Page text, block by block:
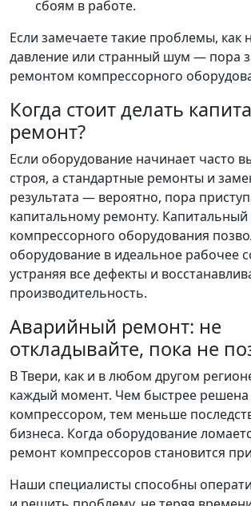
сбоям в работе.
Если замечаете такие проблемы, как
давление или странный шум — пора
ремонтом компрессорного
Когда стоит делать
ремонт?
Если оборудование начинает часто
строя, а стандартные ремонты и
результата — вероятно, пора
капитальному ремонту.
компрессорного оборудования
оборудование в идеальное рабочее
устраняя все дефекты и
производительность.
Аварийный ремонт: не
откладывайте, пока не
В Твери, как и в любом другом
каждый момент. Чем быстрее
компрессором, тем меньше
бизнеса. Когда оборудование
ремонт компрессоров становится
Наши специалисты способны